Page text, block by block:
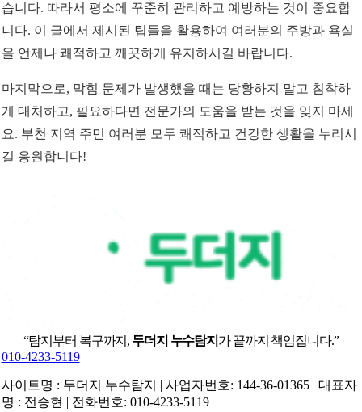
습니다. 따라서 평소에 꾸준히 관리하고 예방하는 것이 중요합
니다. 이 글에서 제시된 팁들을 활용하여 여러분의 주방과 욕실
을 언제나 쾌적하고 깨끗하게 유지하시길 바랍니다.
마지막으로, 막힘 문제가 발생했을 때는 당황하지 말고 침착하
게 대처하고, 필요하다면 전문가의 도움을 받는 것을 잊지 마세
요. 부천 지역 주민 여러분 모두 쾌적하고 건강한 생활을 누리시
길 응원합니다!
“탐지부터 복구까지, 두더지 누수탐지 가 끝까지 책임집니다.”
010-4233-5119
사이트명 : 두더지 누수탐지 | 사업자번호: 144-36-01365 | 대표자
명 : 전승현 | 전화번호: 010-4233-5119